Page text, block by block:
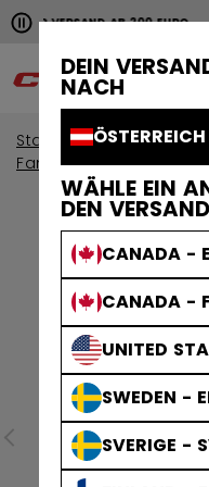
DEIN
NACH
WÄHLE EIN
DEN
CANADA -
CANADA -
UNITED
SWEDEN -
SVERIGE -
Horizontale
VERSAND AB 200 EURO
KOSTENLOSER
Start Torwart
Fanghand &